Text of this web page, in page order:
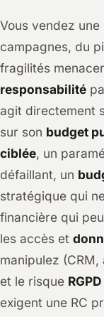
Vous vendez
campagnes, du
fragilités
responsabilité
agit directement
sur son budget
ciblée, un
défaillant, un
stratégique qui
financière qui
les accès et
manipulez
et le risque
exigent une RC